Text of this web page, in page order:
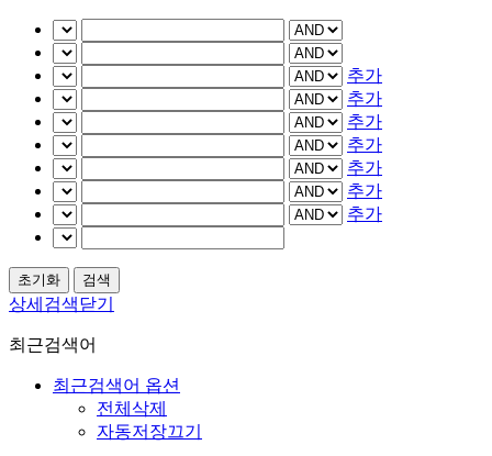
추가
추가
추가
추가
추가
추가
추가
상세검색닫기
최근검색어
최근검색어 옵션
전체삭제
자동저장끄기